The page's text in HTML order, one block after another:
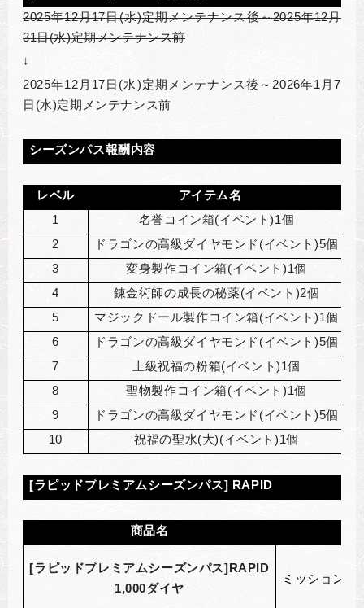
2025年12月17日(水)定期メンテナンス後～2025年12月
31日(水)定期メンテナンス前
↓
2025年12月17日(水)定期メンテナンス後～2026年1月7
日(水)定期メンテナンス前
シーズンパス報酬内容
レベル
アイテム名
1
名誉コイン箱(イベント)1個
2
ドラゴンの高級ダイヤモンド(イベント)5個
3
変身製作コイン箱(イベント)1個
4
錬金術師の成長の秘薬(イベント)2個
5
マジックドール製作コイン箱(イベント)1個
6
ドラゴンの高級ダイヤモンド(イベント)5個
7
上級祝福の粉箱(イベント)1個
8
聖物製作コイン箱(イベント)1個
9
ドラゴンの高級ダイヤモンド(イベント)5個
10
祝福の聖水(大)(イベント)1個
[ラピッドプレミアムシーズンパス] RAPID
商品名
[ラピッドプレミアムシーズンパス]RAPID
1,000ダイヤ
ミッションを